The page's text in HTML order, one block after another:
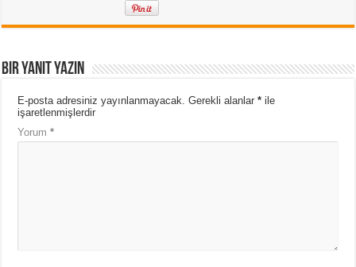
Bir yanıt yazın
E-posta adresiniz yayınlanmayacak. Gerekli alanlar* ile
işaretlenmişlerdir
Yorum*